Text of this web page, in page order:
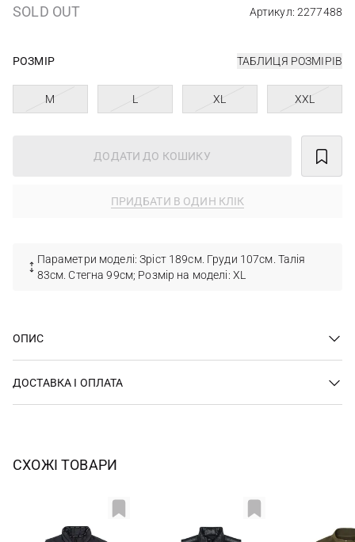
SOLD OUT Артикул: 2277488
РОЗМІР ТАБЛИЦЯ РОЗМІРІВ
M L XL XXL
ДОДАТИ ДО КОШИКУ
ПРИДБАТИ В ОДИН КЛІК
Параметри моделі: Зріст 189см. Груди 107см. Талія
83см. Стегна 99см; Розмір на моделі: XL
ОПИС
ДОСТАВКА І ОПЛАТА
СХОЖІ ТОВАРИ